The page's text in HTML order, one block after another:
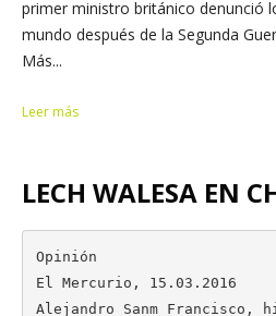
primer ministro británico denunció
mundo después de la Segunda
Más...
Leer más
LECH WALESA EN
Opinión
El Mercurio, 15.03.2016
Alejandro Sanm Francisco,